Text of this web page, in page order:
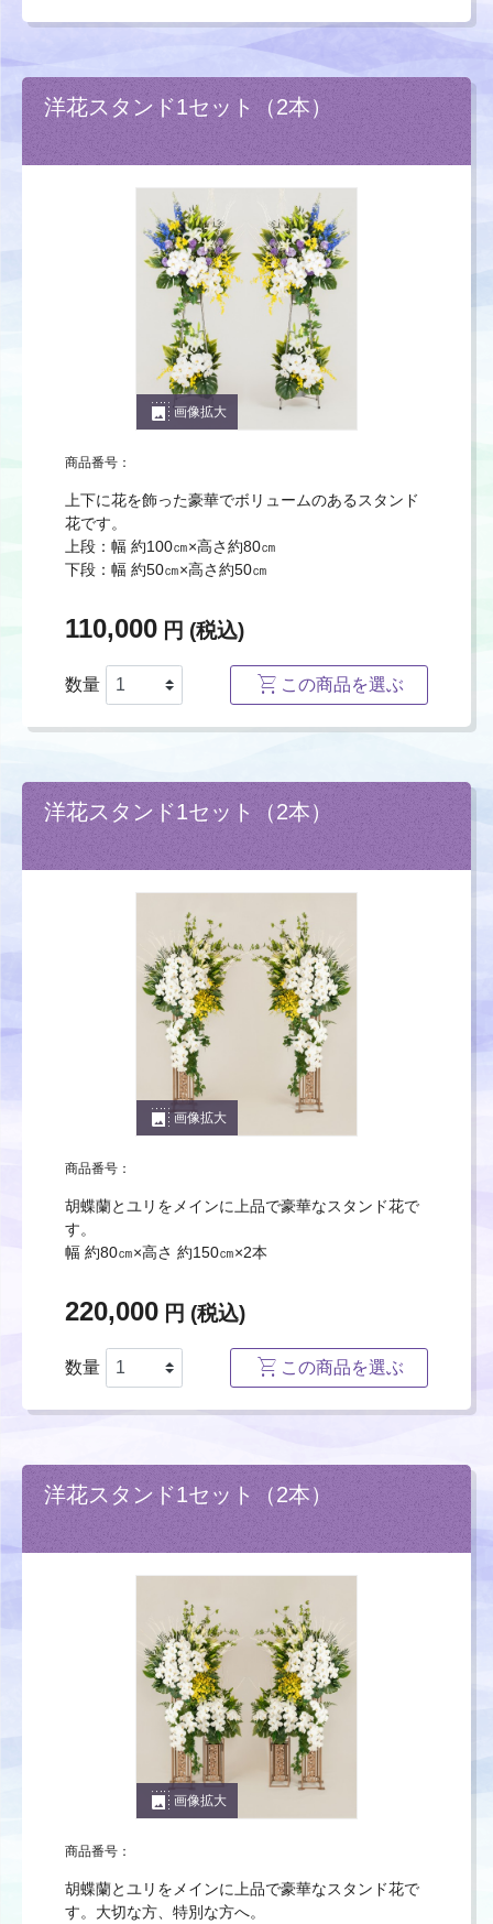
洋花スタンド1セット（2本）
photo_size_select_large画像拡大
商品番号：
上下に花を飾った豪華でボリュームのあるスタンド
花です。
上段：幅 約100㎝×高さ約80㎝
下段：幅 約50㎝×高さ約50㎝
110,000 円 (税込)
数量 この商品を選ぶ
洋花スタンド1セット（2本）
photo_size_select_large画像拡大
商品番号：
胡蝶蘭とユリをメインに上品で豪華なスタンド花で
す。
幅 約80㎝×高さ 約150㎝×2本
220,000 円 (税込)
数量 この商品を選ぶ
洋花スタンド1セット（2本）
photo_size_select_large 画像拡大
商品番号：
胡蝶蘭とユリをメインに上品で豪華なスタンド花で
す。大切な方、特別な方へ。